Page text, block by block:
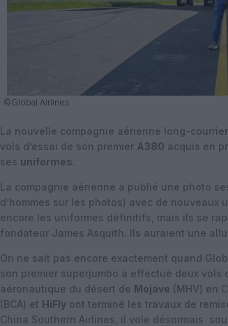
©Global Airlines
La nouvelle compagnie aérienne long-
vols d’essai de son premier A380 acquis en
ses uniformes.
La compagnie aérienne a publié une photo
d’hommes sur les photos) avec de nouveaux
encore les uniformes définitifs, mais ils se
fondateur James Asquith. Ils auraient une
On ne sait pas encore exactement quand
son premier superjumbo a effectué deux vols
aéronautique du désert de Mojave (MHV) en
(BCA) et HiFly ont terminé les travaux de
China Southern Airlines, il vole désormais